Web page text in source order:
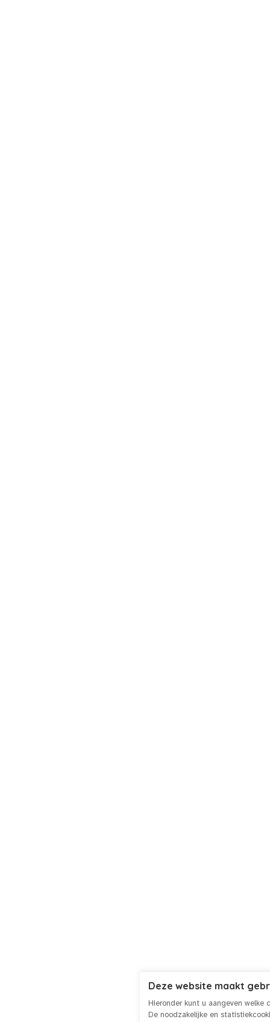
Deze website maakt
Hieronder kunt u aangeven welke
De noodzakelijke en